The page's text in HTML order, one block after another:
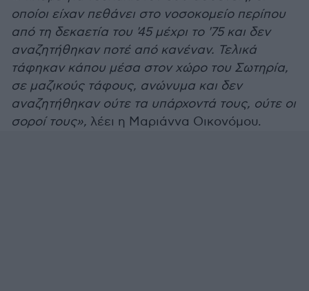
οποίοι είχαν πεθάνει στο νοσοκομείο περίπου
από τη δεκαετία του '45 μέχρι το '75 και δεν
αναζητήθηκαν ποτέ από κανέναν. Τελικά
τάφηκαν κάπου μέσα στον χώρο του Σωτηρία,
σε μαζικούς τάφους, ανώνυμα και δεν
αναζητήθηκαν ούτε τα υπάρχοντά τους, ούτε οι
σοροί τους», λέει η Μαριάννα Οικονόμου.